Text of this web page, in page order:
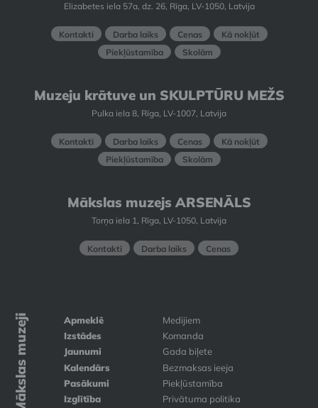
Elizabetes iela 57a, dz. 26, Rīga, LV-1050, Latvija
Kontakti Darba laiks Cenas
Kā nokļūt
Piekļūstamība
Skolām
Muzeju krātuve un SKULPTŪRU MEŽS
Pulka iela 8, Rīga, LV-1007, Latvija
Kontakti Darba laiks Cenas
Kā nokļūt
Piekļūstamība
Skolām
Mākslas muzejs ARSENĀLS
Torņa iela 1, Rīga, LV-1050, Latvija
Kontakti Darba laiks Cenas
Mākslas muzeji
Apmeklē
Izstādes
Jaunumi
Kalendārs
Pasākumi
Izglītība
Medijiem
Komanda
Gada biļete
Bezmaksas ieeja
Piekļūstamība
Privātuma politika